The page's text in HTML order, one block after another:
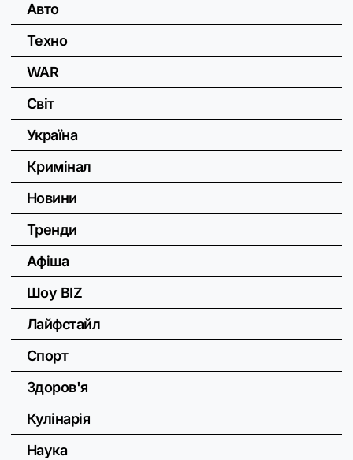
Авто
Техно
WAR
Світ
Україна
Кримінал
Новини
Тренди
Афіша
Шоу BIZ
Лайфстайл
Спорт
Здоров'я
Кулінарія
Наука